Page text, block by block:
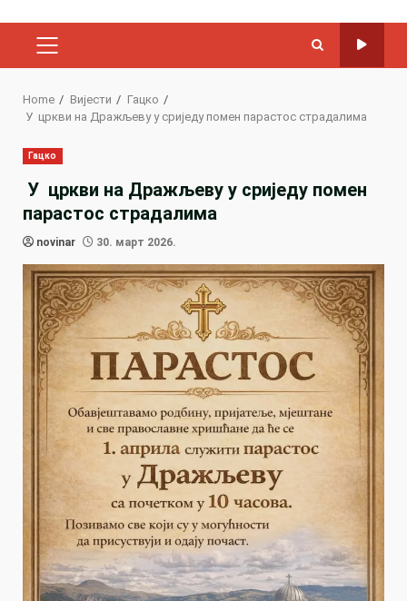
PRIMARY
Home Вијести
Гацко
У цркви на Дражљеву у сриједу помен парастос страдалима
Гацко
У цркви на Дражљеву у сриједу помен
парастос страдалима
novinar 30. март 2026.